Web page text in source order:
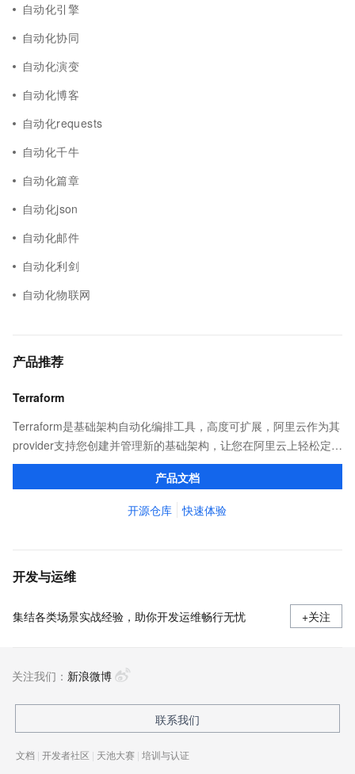
自动化引擎
自动化协同
自动化演变
自动化博客
自动化requests
自动化千牛
自动化篇章
自动化json
自动化邮件
自动化利剑
自动化物联网
产品推荐
Terraform
Terraform是基础架构自动化编排工具，高度可扩展，阿里云作为其
provider支持您创建并管理新的基础架构，让您在阿里云上轻松定
义、预览和部署云资源，实现云上自动化需求。
产品文档
开源仓库 快速体验
开发与运维
集结各类场景实战经验，助你开发运维畅行无忧 +关注
关注我们： 新浪微博
联系我们
文档 | 开发者社区 | 天池大赛 | 培训与认证